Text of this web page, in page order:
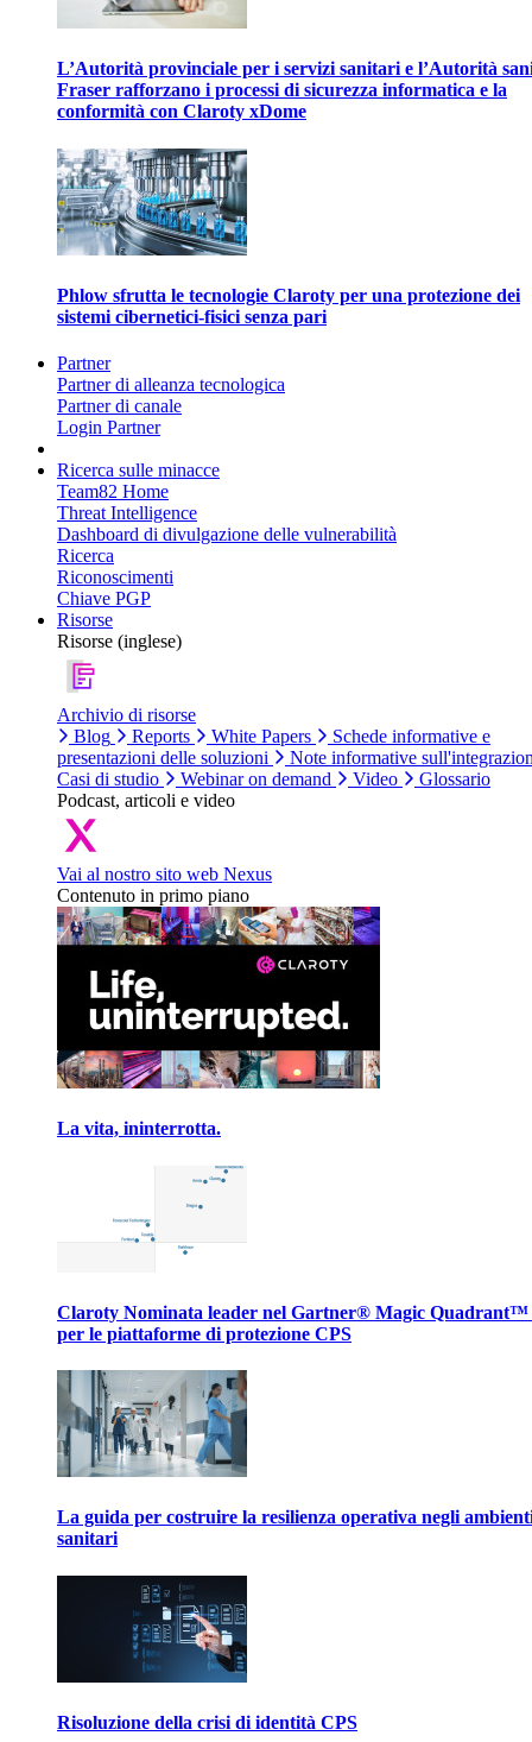
L’Autorità provinciale per i servizi sanitari e l’Autorità
Fraser rafforzano i processi di sicurezza informatica e la
conformità con Claroty xDome
Phlow sfrutta le tecnologie Claroty per una protezione dei
sistemi cibernetici-fisici senza pari
Partner
Partner di alleanza tecnologica
Partner di canale
Login Partner
Ricerca sulle minacce
Team82 Home
Threat Intelligence
Dashboard di divulgazione delle vulnerabilità
Ricerca
Riconoscimenti
Chiave PGP
Risorse
Risorse (inglese)
Archivio di risorse
Blog
Reports White Papers
Schede informative e
presentazioni delle soluzioni
Note informative
Casi di studio
Webinar on demand Video
Glossario
Podcast, articoli e video
Vai al nostro sito web Nexus
Contenuto in primo piano
La vita, ininterrotta.
Claroty Nominata leader nel Gartner® Magic Quadrant™
per le piattaforme di protezione CPS
La guida per costruire la resilienza operativa negli
sanitari
Risoluzione della crisi di identità CPS